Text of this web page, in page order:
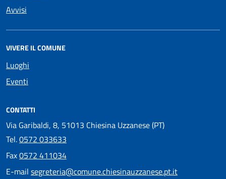
Avvisi
VIVERE IL COMUNE
Luoghi
Eventi
CONTATTI
Via Garibaldi, 8, 51013 Chiesina Uzzanese (PT)
Tel.0572 033633
Fax0572 411034
E-mail segreteria@comune.chiesinauzzanese.pt.it